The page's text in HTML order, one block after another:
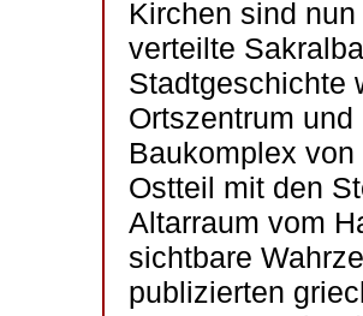
Kirchen sind
verteilte
Stadtgeschichte
Ortszentrum
Baukomplex
Ostteil mit den
Altarraum vom
sichtbare
publizierten